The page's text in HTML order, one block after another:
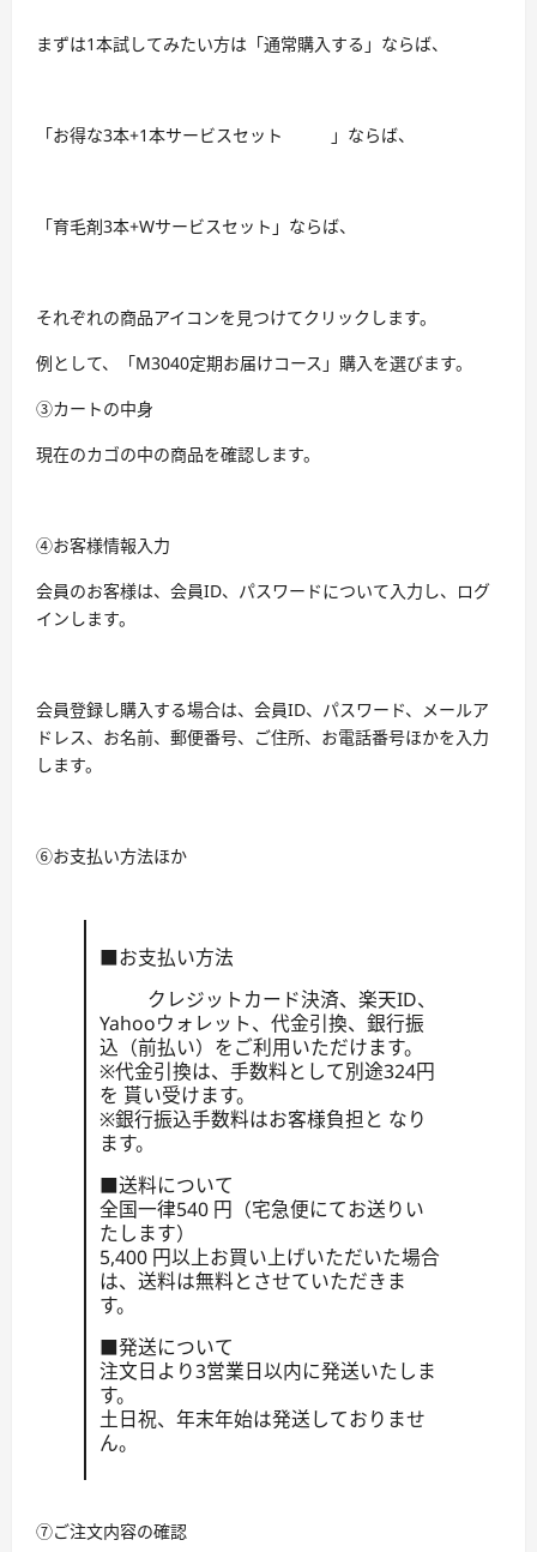
まずは1本試してみたい方は「通常購入する」ならば、
「お得な3本+1本サービスセット 」ならば、
「育毛剤3本+Wサービスセット」ならば、
それぞれの商品アイコンを見つけてクリックします。
例として、「M3040定期お届けコース」購入を選びます。
③カートの中身
現在のカゴの中の商品を確認します。
④お客様情報入力
会員のお客様は、会員ID、パスワードについて入力し、ログ
インします。
会員登録し購入する場合は、会員ID、パスワード、メールア
ドレス、お名前、郵便番号、ご住所、お電話番号ほかを入力
します。
⑥お支払い方法ほか
■お支払い方法
クレジットカード決済、楽天ID、
Yahooウォレット、代金引換、銀行振
込（前払い）をご利用いただけます。
※代金引換は、手数料として別途324円
を 貰い受けます。
※銀行振込手数料はお客様負担と なり
ます。
■送料について
全国一律540 円（宅急便にてお送りい
たします）
5,400 円以上お買い上げいただいた場合
は、送料は無料とさせていただきま
す。
■発送について
注文日より3営業日以内に発送いたしま
す。
土日祝、年末年始は発送しておりませ
ん。
⑦ご注文内容の確認